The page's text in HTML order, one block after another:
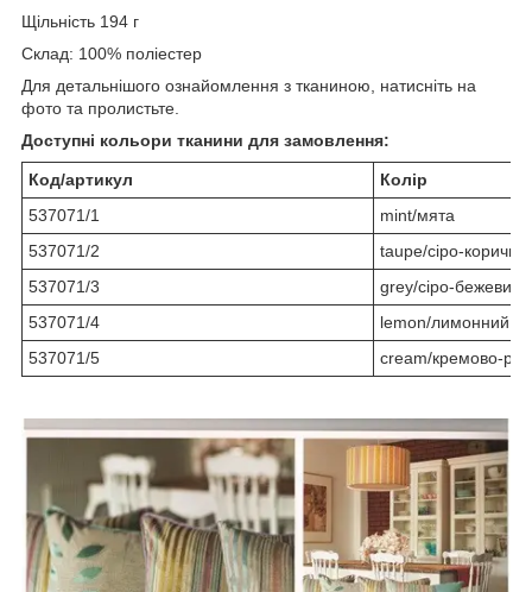
Щільність 194 г
Склад: 100% поліестер
Для детальнішого ознайомлення з тканиною, натисніть на
фото та пролистьте.
Доступні кольори тканини для замовлення:
Код/артикул
Колір
537071/1
mint/мята
537071/2
taupe/сіро-
537071/3
grey/сіро-бежевий
537071/4
lemon/лимонний
537071/5
cream/кремово-